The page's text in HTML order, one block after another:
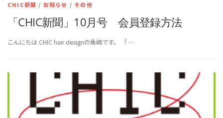
CHIC新聞 / お知らせ / その他
「CHIC新聞」10月号 会員登録方法
こんにちは CHIC hair designの魚崎です。 「 …